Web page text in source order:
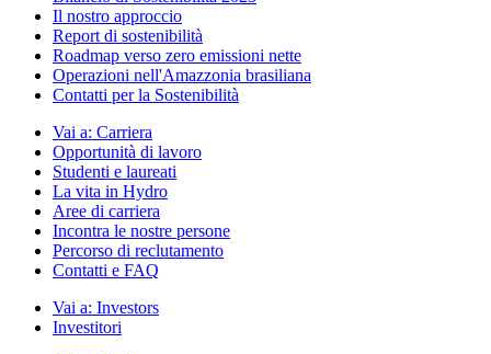
Il nostro approccio
Report di sostenibilità
Roadmap verso zero emissioni nette
Operazioni nell'Amazzonia brasiliana
Contatti per la Sostenibilità
Vai a: Carriera
Opportunità di lavoro
Studenti e laureati
La vita in Hydro
Aree di carriera
Incontra le nostre persone
Percorso di reclutamento
Contatti e FAQ
Vai a: Investors
Investitori